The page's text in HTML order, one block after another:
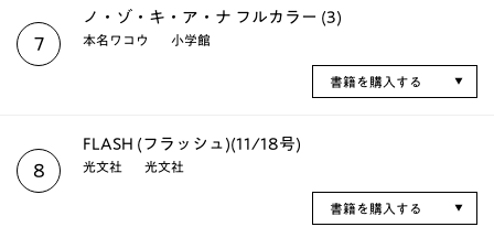
7
ノ・ゾ・キ・ア・ナ フルカラー (3)
本名ワコウ 小学館
書籍を購入する
8
FLASH (フラッシュ)(11/18号)
光文社 光文社
書籍を購入する